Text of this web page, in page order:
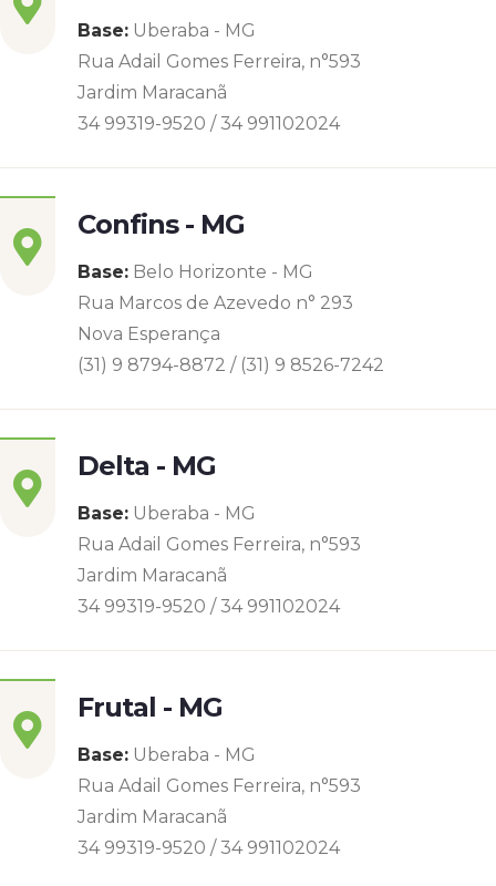
Base: Uberaba - MG
Rua Adail Gomes Ferreira, n°593
Jardim Maracanã
34 99319-9520 / 34 991102024
Confins - MG
Base: Belo Horizonte - MG
Rua Marcos de Azevedo n° 293
Nova Esperança
(31) 9 8794-8872 / (31) 9 8526-7242
Delta - MG
Base: Uberaba - MG
Rua Adail Gomes Ferreira, n°593
Jardim Maracanã
34 99319-9520 / 34 991102024
Frutal - MG
Base: Uberaba - MG
Rua Adail Gomes Ferreira, n°593
Jardim Maracanã
34 99319-9520 / 34 991102024